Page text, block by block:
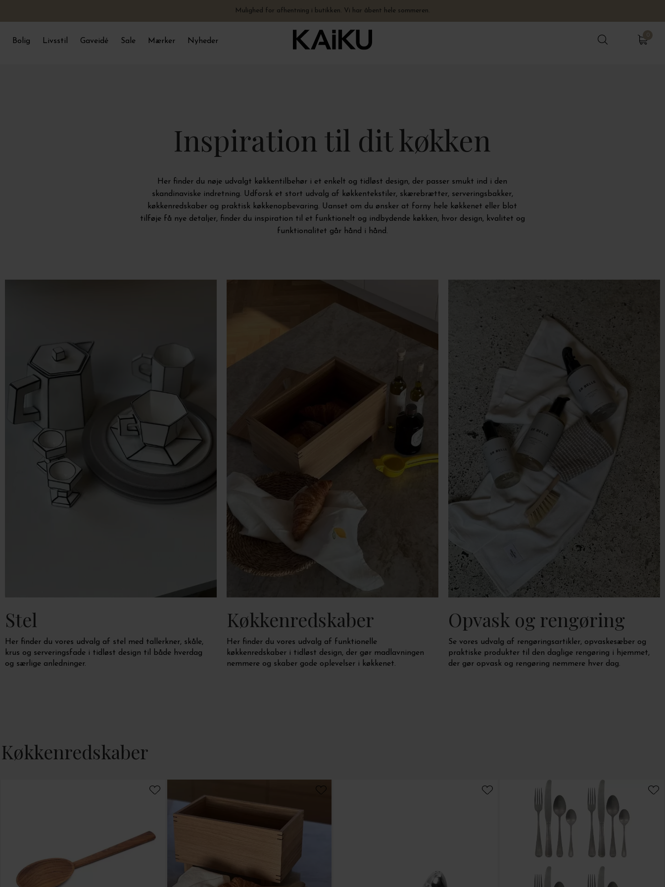
Fysisk butik åben hele sommeren - hverdage 10-17.30 + lørdage 10-15
Hurtig levering – vi sender på 0-1 hverdage. Åbent hele sommeren.
Mulighed for afhentning i butikken. Vi har åbent hele sommeren.
Gratis levering til pakkeshop ved køb over 499,-
Bolig Livsstil Gaveidé Sale Mærker Nyheder
0
Inspiration til dit køkken
Her finder du nøje udvalgt køkkentilbehør i et enkelt og tidløst design, der passer smukt ind i den
skandinaviske indretning. Udforsk et stort udvalg af køkkentekstiler, skærebrætter, serveringsbakker,
køkkenredskaber og praktisk køkkenopbevaring. Uanset om du ønsker at forny hele køkkenet eller blot
tilføje få nye detaljer, finder du inspiration til et funktionelt og indbydende køkken, hvor design, kvalitet og
funktionalitet går hånd i hånd.
Stel
Her finder du vores udvalg af stel med tallerkner, skåle,
krus og serveringsfade i tidløst design til
både hverdag
og særlige anledninger.
Køkkenredskaber
Her finder du vores udvalg af funktionelle
køkkenredskaber i tidløst design, der gør madlavningen
nemmere og skaber gode oplevelser i køkkenet.
Opvask og rengøring
Se vores udvalg af rengøringsartikler, opvaskesæber og
praktiske produkter til den daglige rengøring i hjemmet,
der gør opvask og rengøring nemmere hver dag.
Køkkenredskaber